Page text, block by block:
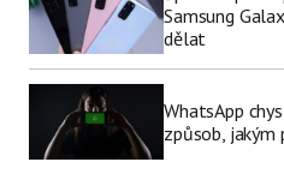
Samsung
dělat
WhatsApp
způsob,